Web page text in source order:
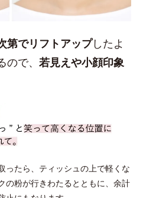
第でリフトアップしたよ
で、 若見えや小顔印象
ったら、ティッシュの上で軽くな
の粉が行きわたるとともに、余計